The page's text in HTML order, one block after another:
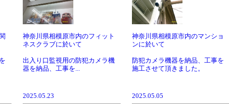
神奈川県相模原市内のフィット
ネスクラブに於いて
出入り口監視用の防犯カメラ機
器を納品、工事を...
神奈川県相模原市内のマンショ
ンに於いて
防犯カメラ機器を納品、工事を
施工させて頂きました。
2025.05.23 2025.05.05